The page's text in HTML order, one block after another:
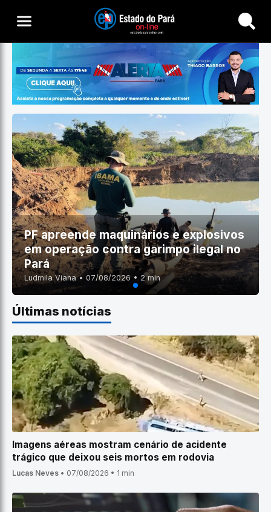
Buscar
PF apreende maquinários e explosivos
em operação contra garimpo ilegal no
Pará
Ludmila Viana • 07/08/2026 • 2 min
Últimas notícias
Imagens aéreas mostram cenário de acidente
trágico que deixou seis mortos em rodovia
Lucas Neves • 07/08/2026 • 1 min